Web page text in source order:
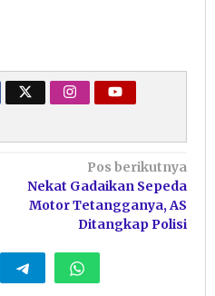
Pos berikutnya
Nekat Gadaikan Sepeda
Motor Tetangganya, AS
Ditangkap Polisi